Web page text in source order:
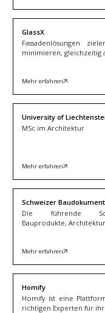
GlassX
Fassadenlösungen
minimieren, gleichzeitig
Mehr erfahren
University of
MSc im Architektur
Mehr erfahren
Schweizer
Die führende
Bauprodukte,
Mehr erfahren
Homify
Homify ist eine
richtigen Experten für